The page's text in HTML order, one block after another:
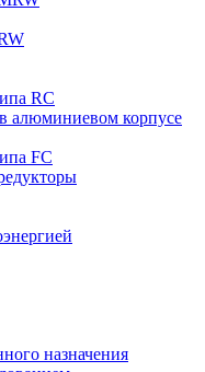
RC
алюминиевом корпусе
FC
назначения